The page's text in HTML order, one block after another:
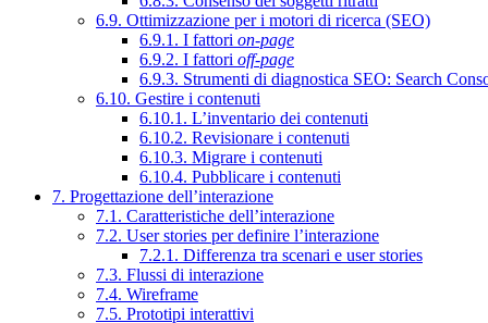
6.9. Ottimizzazione per i motori di ricerca (SEO)
6.9.1. I fattori on-page
6.9.2. I fattori off-page
6.9.3. Strumenti di diagnostica SEO: Search
6.10. Gestire i contenuti
6.10.1. L’inventario dei contenuti
6.10.2. Revisionare i contenuti
6.10.3. Migrare i contenuti
6.10.4. Pubblicare i contenuti
7. Progettazione dell’interazione
7.1. Caratteristiche dell’interazione
7.2. User stories per definire l’interazione
7.2.1. Differenza tra scenari e user stories
7.3. Flussi di interazione
7.4. Wireframe
7.5. Prototipi interattivi